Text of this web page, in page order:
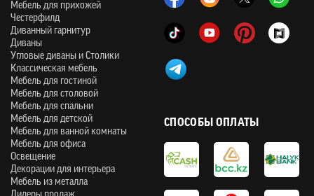
Мебель для прихожей
Честерфилд
Диванный гарнитур
Диваны
Угловые диваны и Столики
Классическая мебель
Мебель для гостиной
Мебель для столовой
Мебель для спальни
Мебель для детской
Мебель для ванной комнаты
Мебель для офиса
Освещение
Декорации для интерьера
Мебель из металла
СПОСОБЫ ОПЛАТЫ